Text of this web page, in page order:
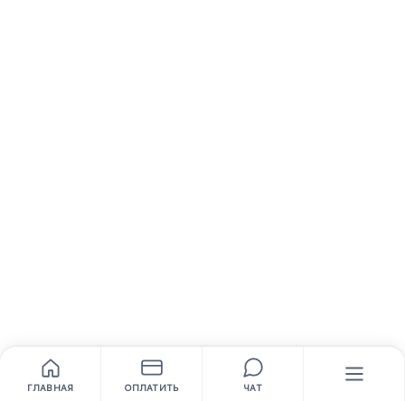
ГЛАВНАЯ ОПЛАТИТЬ ЧАТ